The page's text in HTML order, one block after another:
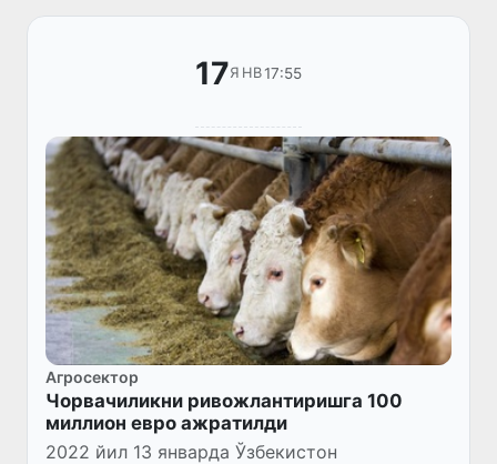
17ЯНВ17:55
Агросектор
Чорвачиликни ривожлантиришга 100
миллион евро ажратилди
2022 йил 13 январда Ўзбекистон